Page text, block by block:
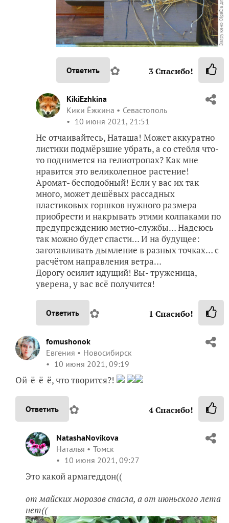
Ответить ✿ 3Спасибо!
KikiEzhkina
Кики Ёжкина
Севастополь
10 июня 2021, 21:51
Не отчаивайтесь, Наташа! Может аккуратно
листики подмёрзшие убрать, а со стебля что-
то поднимется на гелиотропах? Как мне
нравится это великолепное растение!
Аромат- бесподобный! Если у вас их так
много, может дешёвых рассадных
пластиковых горшков нужного размера
приобрести и накрывать этими колпаками по
предупреждению метио-службы… Надеюсь
так можно будет спасти… И на будущее:
заготавливать дымление в разных точках… с
расчётом направления ветра…
Дорогу осилит идущий! Вы- труженица,
уверена, у вас всё получится!
Ответить ✿ 1 Спасибо!
fomushonok
Евгения
Новосибирск
10 июня 2021, 09:19
Ой-ё-ё-ё, что творится?!
Ответить ✿ 4Спасибо!
NatashaNovikova
Наталья
Томск
10 июня 2021, 09:27
Это какой армагеддон((
от майских морозов спасла, а от июньского лета
нет((